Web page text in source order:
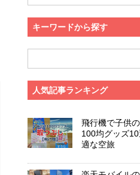
キーワードから探す
人気記事ランキング
飛行機で子供
100均グッズ
適な空旅